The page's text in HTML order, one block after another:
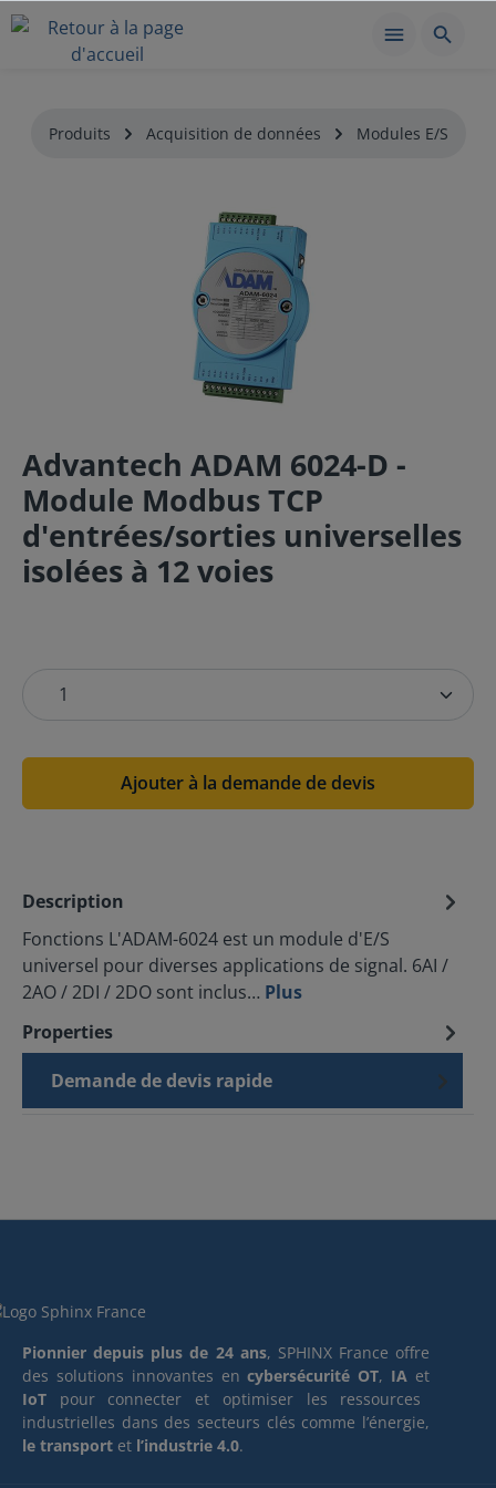
Produits Acquisition de données Modules E/S
Advantech ADAM 6024-D -
Module Modbus TCP
d'entrées/sorties universelles
isolées à 12 voies
Ajouter à la demande de devis
Description
Fonctions L'ADAM-6024 est un module d'E/S
universel pour diverses applications de signal. 6AI /
2AO / 2DI / 2DO sont inclus… Plus
Properties
Demande de devis rapide
Pionnier depuis plus de 24 ans, SPHINX France offre
des solutions innovantes encybersécurité OT, IA et
IoT pour connecter et optimiser les ressources
industrielles dans des secteurs clés comme l’énergie,
le transport et l’industrie 4.0.